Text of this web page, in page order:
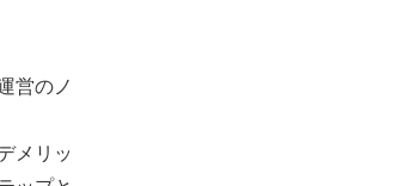
営のノ
メリッ